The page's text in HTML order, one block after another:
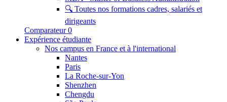
🔍 Toutes nos formations cadres, salariés et
dirigeants
Comparateur 0
Expérience étudiante
Nos campus en France et à l'international
Nantes
Paris
La Roche-sur-Yon
Shenzhen
Chengdu